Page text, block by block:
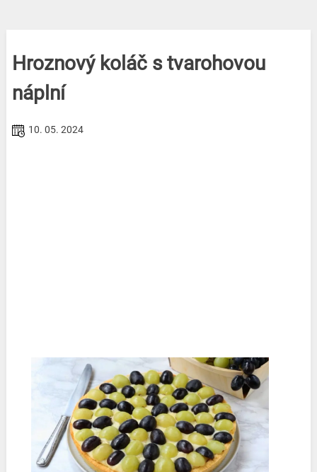
Hroznový koláč s tvarohovou
náplní
10. 05. 2024